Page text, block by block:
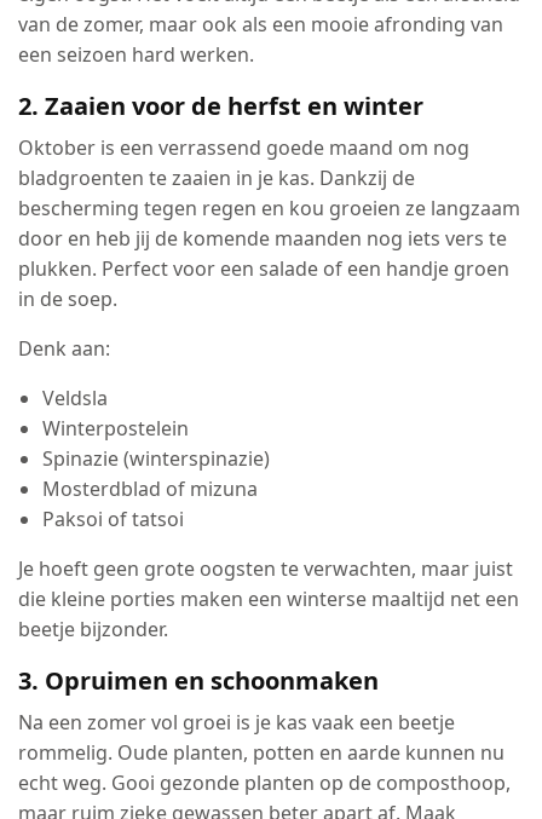
van de zomer, maar ook als een mooie afronding van
een seizoen hard werken.
2. Zaaien voor de herfst en winter
Oktober is een verrassend goede maand om nog
bladgroenten te zaaien in je kas. Dankzij de
bescherming tegen regen en kou groeien ze langzaam
door en heb jij de komende maanden nog iets vers te
plukken. Perfect voor een salade of een handje groen
in de soep.
Denk aan:
Veldsla
Winterpostelein
Spinazie (winterspinazie)
Mosterdblad of mizuna
Paksoi of tatsoi
Je hoeft geen grote oogsten te verwachten, maar juist
die kleine porties maken een winterse maaltijd net een
beetje bijzonder.
3. Opruimen en schoonmaken
Na een zomer vol groei is je kas vaak een beetje
rommelig. Oude planten, potten en aarde kunnen nu
echt weg. Gooi gezonde planten op de composthoop,
maar ruim zieke gewassen beter apart af. Maak